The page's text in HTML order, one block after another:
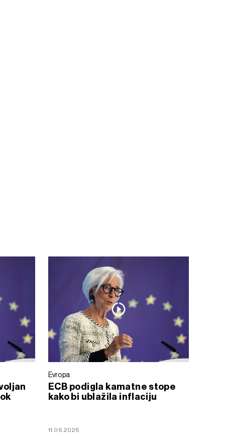
Evropa
ECB podigla kamatne stope
kako bi ublažila inflaciju
11.06.2026